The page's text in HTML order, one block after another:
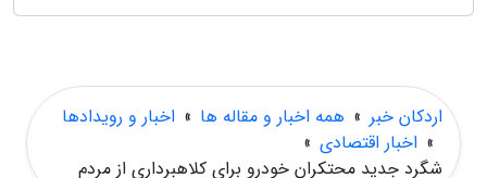
اردکان خبر » همه اخبار و مقاله ها » اخبار و رویدادها
» اخبار اقتصادی »
شگرد جدید محتکران خودرو برای کلاهبرداری از مردم